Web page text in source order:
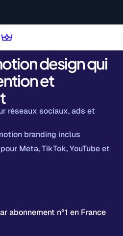
design qui
et
réseaux sociaux, ads et
branding inclus
Meta, TikTok, YouTube et
abonnement n°1 en France